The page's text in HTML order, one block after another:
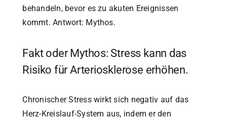
behandeln, bevor es zu akuten Ereignissen
kommt. Antwort: Mythos.
Fakt oder Mythos: Stress kann das
Risiko für Arteriosklerose erhöhen.
Chronischer Stress wirkt sich negativ auf das
Herz-Kreislauf-System aus, indem er den